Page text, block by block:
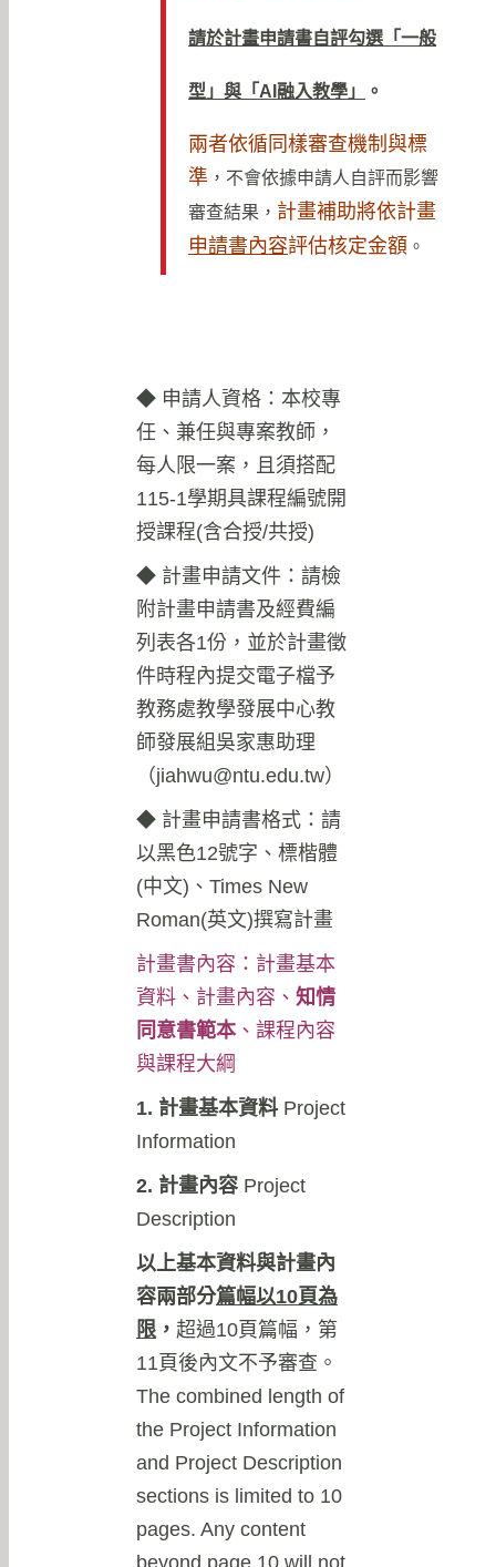
請於計畫申請書自評勾選「一般
型」與「 AI 融入教學」 。
兩者依循同樣審查機制與標
準 ，不會依據申請人自評而影響
審查結果， 計畫補助將依計畫
申請書內容評估核定金額 。
◆ 申請人資格：本校專
任、兼任與專案教師，
每人限一案，且須搭配
115-1學期具課程編號開
授課程(含合授/共授)
◆ 計畫申請文件：請檢
附計畫申請書及經費編
列表各1份，並於計畫徵
件時程內提交電子檔予
教務處教學發展中心教
師發展組吳家惠助理
（jiahwu@ntu.edu.tw）
◆ 計畫申請書格式：請
以黑色12號字、標楷體
(中文)、Times New
Roman(英文)撰寫計畫
計畫書內容：計畫基本
資料、計畫內容、 知情
同意書範本 、課程內容
與課程大綱
1. 計畫基本資料 Project
Information
2. 計畫內容 Project
Description
以上基本資料與計畫內
容兩部分篇幅以10頁為
限 ， 超過10頁篇幅，第
11頁後內文不予審查。
The combined length of
the Project Information
and Project Description
sections is limited to 10
pages. Any content
beyond page 10 will not